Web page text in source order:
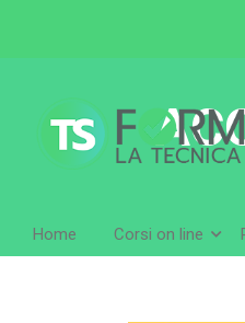
Home Corsi on line